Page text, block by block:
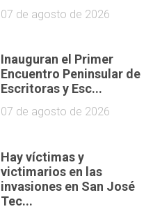
07 de agosto de 2026
Inauguran el Primer
Encuentro Peninsular de
Escritoras y Esc...
07 de agosto de 2026
Hay víctimas y
victimarios en las
invasiones en San José
Tec...